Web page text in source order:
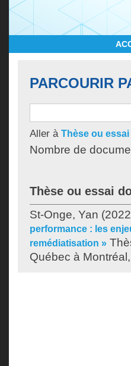
PARCOURIR
Aller à Thèse ou
Nombre de
Thèse ou essai
St-Onge, Yan
performance : les
remédiatisation »
Québec à